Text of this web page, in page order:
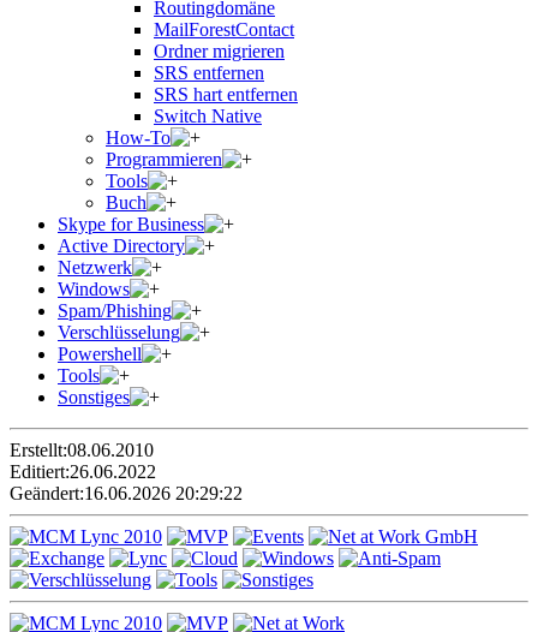
Routingdomäne
MailForestContact
Ordner migrieren
SRS entfernen
SRS hart entfernen
Switch Native
How-To
Programmieren
Tools
Buch
Skype for Business
Active Directory
Netzwerk
Windows
Spam/Phishing
Verschlüsselung
Powershell
Tools
Sonstiges
Erstellt:08.06.2010
Editiert:26.06.2022
Geändert:16.06.2026 20:29:22